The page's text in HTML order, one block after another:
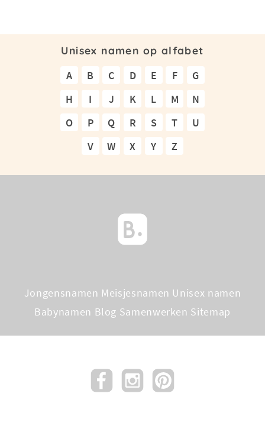
Unisex namen op alfabet
A B C D E F
G
H
I J K L M
N
O
P Q R S T
U
V
W X Y Z
Jongensnamen Meisjesnamen Unisex namen
Babynamen Blog Samenwerken Sitemap